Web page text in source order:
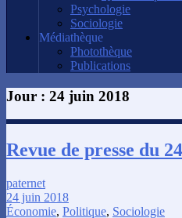
Psychologie
Sociologie
Médiathèque
Photothèque
Publications
Jour : 24 juin 2018
Revue de presse du
paternet
24 juin 2018
Économie, Politique, Sociologie